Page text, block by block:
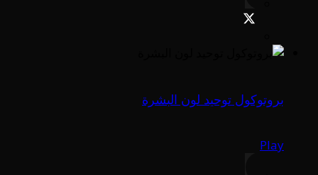
بروتوكول توحيد لون البشرة
Play